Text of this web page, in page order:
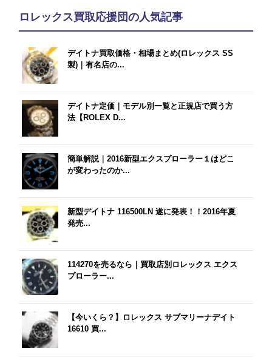
ロレックス買取応援団の人気記事
デイトナ買取価格・相場まとめ(ロレックス SS
製)｜有名店の...
デイトナ定価｜モデル別一覧と正規店で買う方
法【ROLEX D...
簡単解説｜2016新型エクスプローラー１はどこ
が変わったのか...
新型デイトナ 116500LN 遂に発表！！2016年夏
発売...
114270を売るなら｜買取店別ロレックス エクス
プローラー...
【今いくら？】ロレックス サブマリーナデイト
16610 買...